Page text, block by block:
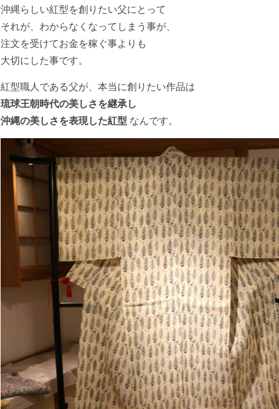
沖縄らしい紅型を創りたい父にとって
それが、わからなくなってしまう事が、
注文を受けてお金を稼ぐ事よりも
大切にした事です。
紅型職人である父が、本当に創りたい作品は
琉球王朝時代の美しさを継承し
沖縄の美しさを表現した紅型 なんです。